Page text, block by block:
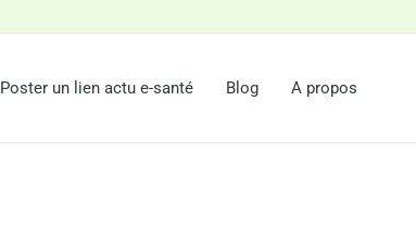
Poster un lien actu e-santé Blog A propos